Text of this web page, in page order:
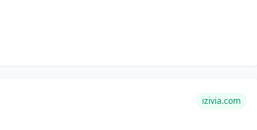
izivia.com